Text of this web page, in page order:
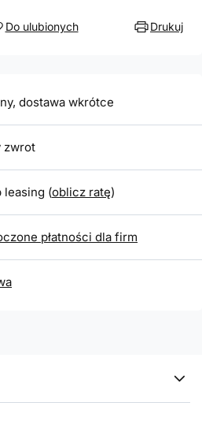
Do ulubionych Drukuj
dostawa wkrótce
zwrot
leasing (oblicz ratę)
płatności dla firm